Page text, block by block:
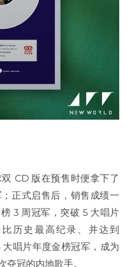
CD 版在预售时便拿下了
正式启售后，销售成绩一
3 周冠军，突破 5 大唱片
历史最高纪录、并达到
唱片年度金榜冠军，成为
夺冠的内地歌手。